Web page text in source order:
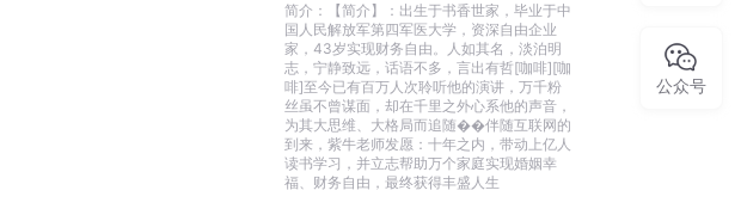
简介：
【简介】：出生于书香世家，毕业于中
国人民解放军第四军医大学，资深自由企业
家，43岁实现财务自由。人如其名，淡泊明
志，宁静致远，话语不多，言出有哲[咖啡][咖
啡]至今已有百万人次聆听他的演讲，万千粉
丝虽不曾谋面，却在千里之外心系他的声音，
为其大思维、大格局而追随��伴随互联网的
到来，紫牛老师发愿：十年之内，带动上亿人
读书学习，并立志帮助万个家庭实现婚姻幸
福、财务自由，最终获得丰盛人生
公众号